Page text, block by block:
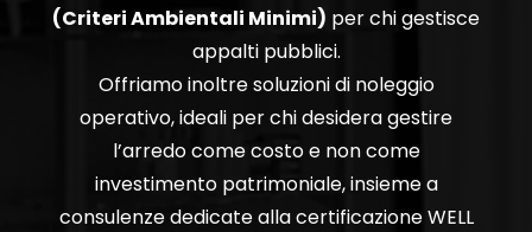
(Criteri Ambientali Minimi) per chi gestisce
appalti pubblici.
Offriamo inoltre soluzioni di noleggio
operativo, ideali per chi desidera gestire
l’arredo come costo e non come
investimento patrimoniale, insieme a
consulenze dedicate alla certificazione WELL